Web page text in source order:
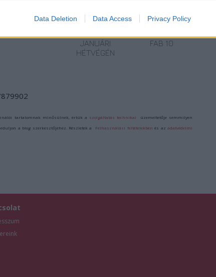
Data Deletion Data Access Privacy Policy
ALKALOMMAL
VÁR MINDENKIT
ÜNNEPE: HÁROM
NAPOS
JANUÁRI
HÉTVÉGÉN
JUBILEUMI
KONCERT:
FAB 10
tartalomnak minősülnek, értük a szolgáltatás technikai üzemeltetője semmilyen
a blog szerkesztőjéhez. Részletek a Felhasználási feltételekben és azadatvédelmi